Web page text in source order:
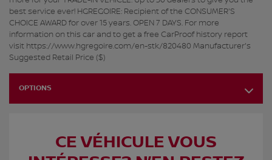
best service ever! HGREGOIRE: Recipient of the CONSUMER'S
CHOICE AWARD for over 15 years. OPEN 7 DAYS. For more
information on this car and to get a free CarProof history report
visit https://www.hgregoire.com/en-stk/820480 Manufacturer's
Suggested Retail Price ($)
OPTIONS
CE VÉHICULE VOUS